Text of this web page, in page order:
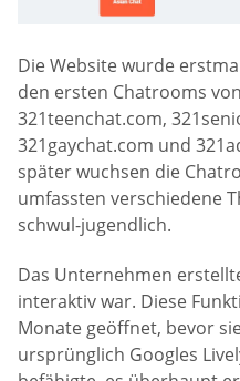
Die Website wurde
den ersten Chatrooms
321teenchat.com,
321gaychat.com und
später wuchsen die
umfassten verschiedene
schwul-jugendlich.
Das Unternehmen
interaktiv war. Diese
Monate geöffnet, bevor
ursprünglich Googles